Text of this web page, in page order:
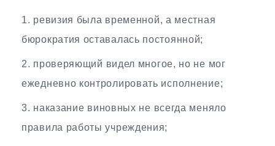
ревизия была временной, а местная
бюрократия оставалась постоянной;
проверяющий видел многое, но не мог
ежедневно контролировать исполнение;
наказание виновных не всегда меняло
правила работы учреждения;